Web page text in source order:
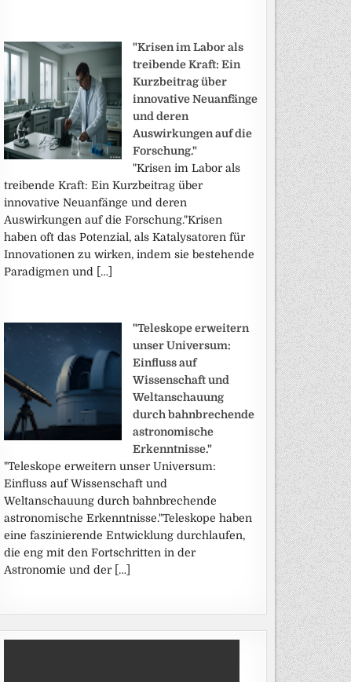
"Krisen im Labor als
treibende Kraft: Ein
Kurzbeitrag über
innovative Neuanfänge
und deren
Auswirkungen auf die
Forschung."
"Krisen im Labor als
treibende Kraft: Ein Kurzbeitrag über
innovative Neuanfänge und deren
Auswirkungen auf die Forschung."Krisen
haben oft das Potenzial, als Katalysatoren für
Innovationen zu wirken, indem sie bestehende
Paradigmen und […]
"Teleskope erweitern
unser Universum:
Einfluss auf
Wissenschaft und
Weltanschauung
durch bahnbrechende
astronomische
Erkenntnisse."
"Teleskope erweitern unser Universum:
Einfluss auf Wissenschaft und
Weltanschauung durch bahnbrechende
astronomische Erkenntnisse."Teleskope haben
eine faszinierende Entwicklung durchlaufen,
die eng mit den Fortschritten in der
Astronomie und der […]